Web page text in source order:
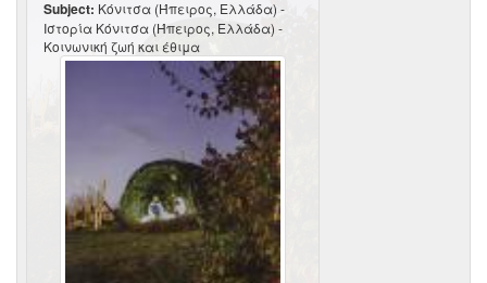
Subject: Κόνιτσα (Ήπειρος, Ελλάδα) -
Ιστορία Κόνιτσα (Ήπειρος, Ελλάδα) -
Κοινωνική ζωή και έθιμα